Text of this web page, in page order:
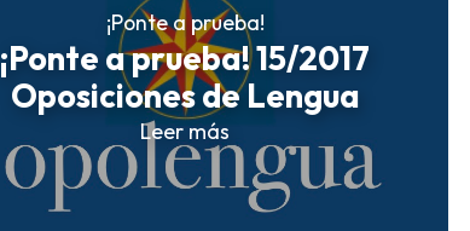
¡Ponte a prueba!
¡Ponte a prueba! 15/2017
Oposiciones de Lengua
Leer más